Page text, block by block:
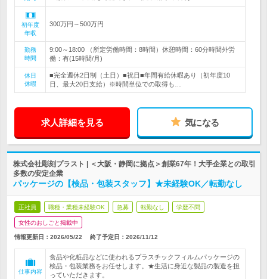
初年度
年収
300万円～500万円
勤務
時間
9:00～18:00 （所定労働時間：8時間）休憩時間：60分時間外労
働：有(15時間/月)
休日
休暇
■完全週休2日制（土日）■祝日■年間有給休暇あり（初年度10
日、最大20日支給）※時間単位での取得も…
求人詳細を見る 気になる
株式会社彫刻プラスト | ＜大阪・静岡に拠点＞創業67年！大手企業との取引
多数の安定企業
パッケージの【検品・包装スタッフ】★未経験OK／転勤なし
正社員 職種・業種未経験OK 急募 転勤なし 学歴不問
女性のおしごと掲載中
情報更新日：2026/05/22 終了予定日： 2026/11/12
仕事内容
食品や化粧品などに使われるプラスチックフィルムパッケージの
検品・包装業務をお任せします。★生活に身近な製品の製造を担
っていただきます。